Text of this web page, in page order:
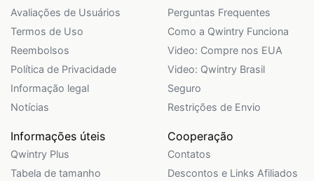
Avaliações de Usuários
Termos de Uso
Reembolsos
Política de Privacidade
Informação legal
Notícias
Perguntas Frequentes
Como a Qwintry Funciona
Video: Compre nos EUA
Video: Qwintry Brasil
Seguro
Restrições de Envio
Informações úteis
Qwintry Plus
Tabela de tamanho
Cooperação
Contatos
Descontos e Links Afiliados